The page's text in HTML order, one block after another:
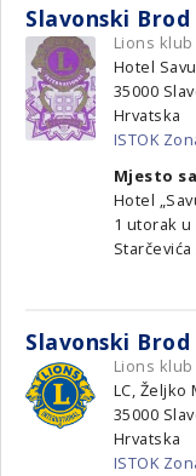
Slavonski
Lions klub
Hotel
35000
Hrvatska
ISTOK
Mjesto
Hotel
1 utorak
Starčevića
Slavonski
Lions klub
LC, Željko
35000
Hrvatska
ISTOK